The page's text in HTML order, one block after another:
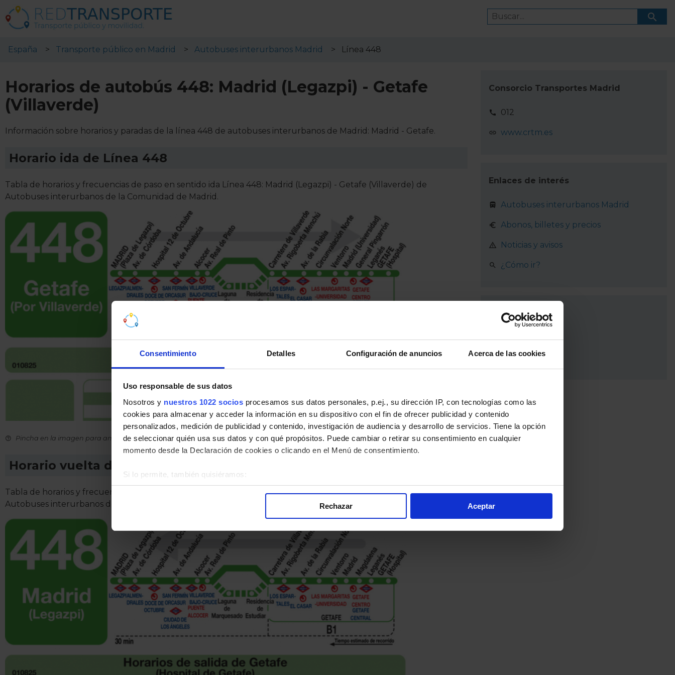
Consentimiento Detalles Configuración de anuncios Acerca de las cookies
Uso responsable de sus datos
Nosotros y nuestros 1022 socios procesamos sus datos personales, p.ej., su dirección IP, con tecnologías como las
cookies para almacenar y acceder la información en su dispositivo con el fin de ofrecer publicidad y contenido
personalizados, medición de publicidad y contenido, investigación de audiencia y desarrollo de servicios. Tiene la opción
de seleccionar quién usa sus datos y con qué propósitos. Puede cambiar o retirar su consentimiento en cualquier
momento desde la Declaración de cookies o clicando en el Menú de consentimiento.
Si lo permite, también quisiéramos:
Recopilar información sobre su ubicación geográfica que puede tener una precisión de varios metros
La publicidad digital personalizada, basada en la información recogida mediante cookies o tecnologías similares (como,
por ejemplo, la dirección IP, los identificadores de cookies o páginas visitadas), nos permite financiar nuestra actividad
para mantener activa esta página web sin coste para nuestros usuarios. Pulsando el botón
navegación aceptando la instalación de todas las cookies, ya sean nuestras o de nuestros socios, que nos permiten tanto
el seguimiento y análisis de tu comportamiento dentro del sitio web, así como desarrollar un perfil específico para
mostrarte publicidad y contenido personalizado en función del mismo. Tienes también la opción de continuar pulsando la
Rechazaren cuyo caso no se instalará ninguna cookie salvo las estrictamente necesarias para el normal
funcionamiento del sitio web. En la sección Política de Cookies puedes consultar más información, modificar tus
preferencias y retirar tu consentimiento en cualquier momento.
Rechazar Aceptar
España Transporte público en Madrid Autobuses interurbanos Madrid Línea 448
Horarios de autobús 448: Madrid (Legazpi) - Getafe
(Villaverde)
Información sobre horarios y paradas de la línea 448 de autobuses interurbanos de Madrid: Madrid - Getafe.
Horario ida de Línea 448
Tabla de horarios y frecuencias de paso en sentido ida Línea 448: Madrid (Legazpi) - Getafe (Villaverde) de
Autobuses interurbanos de la Comunidad de Madrid.
Pincha en la imagen para ampliarla a pantalla completa.
Horario vuelta de Línea 448
Tabla de horarios y frecuencias de paso en sentido vuelta Línea 448: Madrid (Legazpi) - Getafe (Villaverde) de
Autobuses interurbanos de la Comunidad de Madrid.
Consorcio Transportes Madrid
012
www.crtm.es
Enlaces de interés
Autobuses interurbanos Madrid
Abonos, billetes y precios
Noticias y avisos
¿Cómo ir?
Recorrido
Madrid
Getafe